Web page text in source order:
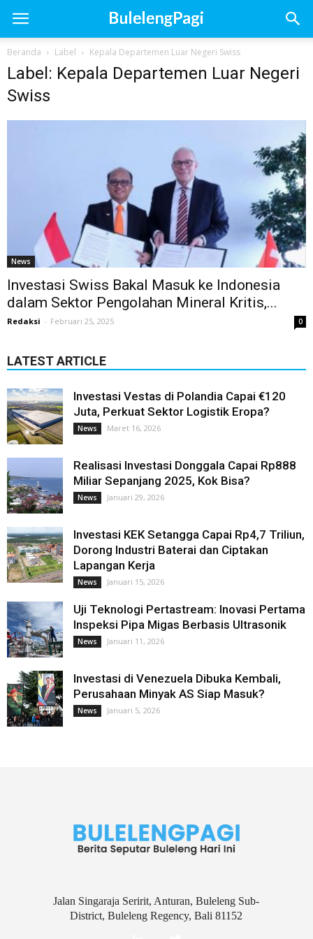
Beranda Label Kepala Departemen Luar Negeri Swiss
Label: Kepala Departemen Luar Negeri
Swiss
News
Investasi Swiss Bakal Masuk ke Indonesia
dalam Sektor Pengolahan Mineral Kritis,...
Redaksi - Februari 25, 2025 0
LATEST ARTICLE
Investasi Vestas di Polandia Capai €120
Juta, Perkuat Sektor Logistik Eropa?
News Maret 16, 2026
Realisasi Investasi Donggala Capai Rp888
Miliar Sepanjang 2025, Kok Bisa?
News Januari 29, 2026
Investasi KEK Setangga Capai Rp4,7 Triliun,
Dorong Industri Baterai dan Ciptakan
Lapangan Kerja
News Januari 15, 2026
Uji Teknologi Pertastream: Inovasi Pertama
Inspeksi Pipa Migas Berbasis Ultrasonik
News Januari 11, 2026
Investasi di Venezuela Dibuka Kembali,
Perusahaan Minyak AS Siap Masuk?
News Januari 5, 2026
Jalan Singaraja Seririt, Anturan, Buleleng Sub-
District, Buleleng Regency, Bali 81152